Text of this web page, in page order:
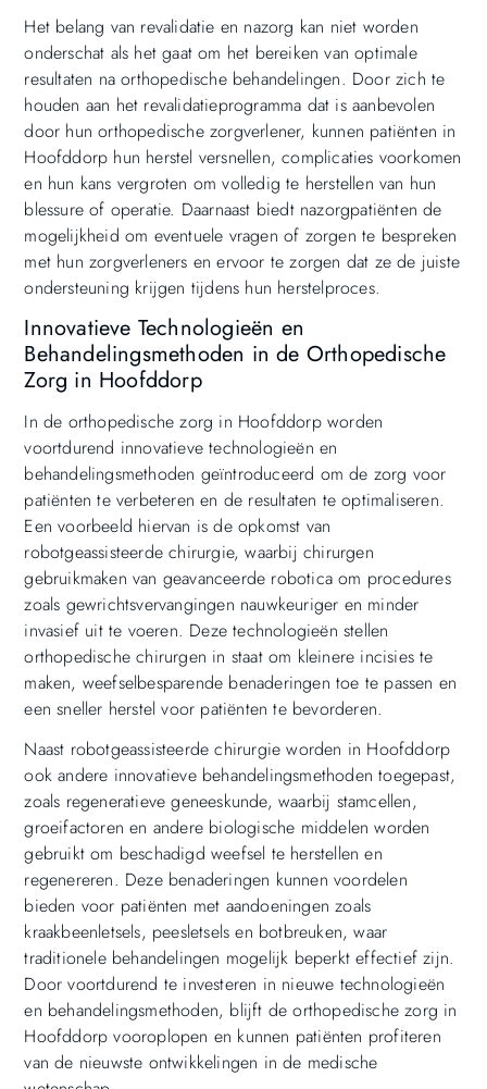
Het belang van revalidatie en nazorg kan niet worden
onderschat als het gaat om het bereiken van optimale
resultaten na orthopedische behandelingen. Door zich te
houden aan het revalidatieprogramma dat is aanbevolen
door hun orthopedische zorgverlener, kunnen patiënten in
Hoofddorp hun herstel versnellen, complicaties voorkomen
en hun kans vergroten om volledig te herstellen van hun
blessure of operatie. Daarnaast biedt nazorgpatiënten de
mogelijkheid om eventuele vragen of zorgen te bespreken
met hun zorgverleners en ervoor te zorgen dat ze de juiste
ondersteuning krijgen tijdens hun herstelproces.
Innovatieve Technologieën en
Behandelingsmethoden in de Orthopedische
Zorg in Hoofddorp
In de orthopedische zorg in Hoofddorp worden
voortdurend innovatieve technologieën en
behandelingsmethoden geïntroduceerd om de zorg voor
patiënten te verbeteren en de resultaten te optimaliseren.
Een voorbeeld hiervan is de opkomst van
robotgeassisteerde chirurgie, waarbij chirurgen
gebruikmaken van geavanceerde robotica om procedures
zoals gewrichtsvervangingen nauwkeuriger en minder
invasief uit te voeren. Deze technologieën stellen
orthopedische chirurgen in staat om kleinere incisies te
maken, weefselbesparende benaderingen toe te passen en
een sneller herstel voor patiënten te bevorderen.
Naast robotgeassisteerde chirurgie worden in Hoofddorp
ook andere innovatieve behandelingsmethoden toegepast,
zoals regeneratieve geneeskunde, waarbij stamcellen,
groeifactoren en andere biologische middelen worden
gebruikt om beschadigd weefsel te herstellen en
regenereren. Deze benaderingen kunnen voordelen
bieden voor patiënten met aandoeningen zoals
kraakbeenletsels, peesletsels en botbreuken, waar
traditionele behandelingen mogelijk beperkt effectief zijn.
Door voortdurend te investeren in nieuwe technologieën
en behandelingsmethoden, blijft de orthopedische zorg in
Hoofddorp vooroplopen en kunnen patiënten profiteren
van de nieuwste ontwikkelingen in de medische